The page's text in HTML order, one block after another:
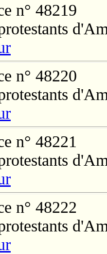
n° 48219
n° 48220
n° 48221
n° 48222